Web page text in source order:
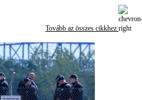
Tovább az összes cikkhez